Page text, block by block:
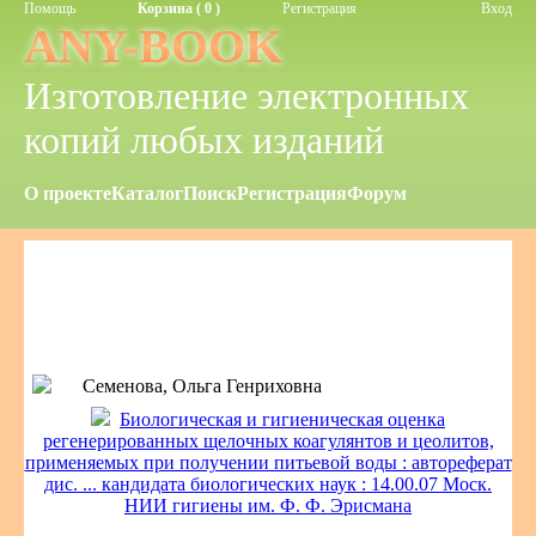
Помощь Корзина ( 0 ) Регистрация Вход
ANY-BOOK
Изготовление электронных
копий любых изданий
О проектеКаталогПоискРегистрацияФорум
Семенова, Ольга Генриховна
Биологическая и гигиеническая оценка
регенерированных щелочных коагулянтов и цеолитов,
применяемых при получении питьевой воды : автореферат
дис. ... кандидата биологических наук : 14.00.07 Моск.
НИИ гигиены им. Ф. Ф. Эрисмана